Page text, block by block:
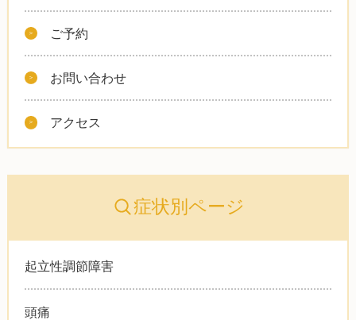
ご予約
お問い合わせ
アクセス
症状別ページ
起立性調節障害
頭痛